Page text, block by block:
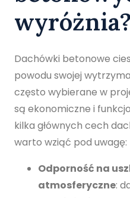
wyróżnia?
Dachówki betonowe
powodu swojej
często wybierane w
są ekonomiczne i
kilka głównych cech
warto wziąć pod uwagę:
Odporność na
atmosferyczne: